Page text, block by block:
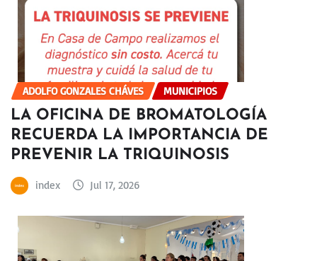
ADOLFO GONZALES CHÁVES MUNICIPIOS
LA OFICINA DE BROMATOLOGÍA
RECUERDA LA IMPORTANCIA DE
PREVENIR LA TRIQUINOSIS
index Jul 17, 2026